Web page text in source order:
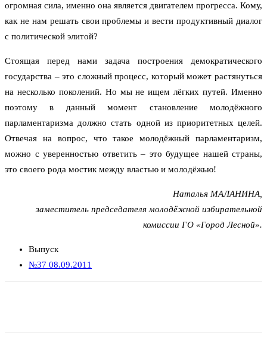
огромная сила, именно она является двигателем прогресса. Кому,
как не нам решать свои проблемы и вести продуктивный диалог
с политической элитой?
Стоящая перед нами задача построения демократического
государства – это сложный процесс, который может растянуться
на несколько поколений. Но мы не ищем лёгких путей. Именно
поэтому в данный момент становление молодёжного
парламентаризма должно стать одной из приоритетных целей.
Отвечая на вопрос, что такое молодёжный парламентаризм,
можно с уверенностью ответить – это будущее нашей страны,
это своего рода мостик между властью и молодёжью!
Наталья МАЛАНИНА,
заместитель председателя молодёжной избирательной
комиссии ГО «Город Лесной».
Выпуск
№37 08.09.2011